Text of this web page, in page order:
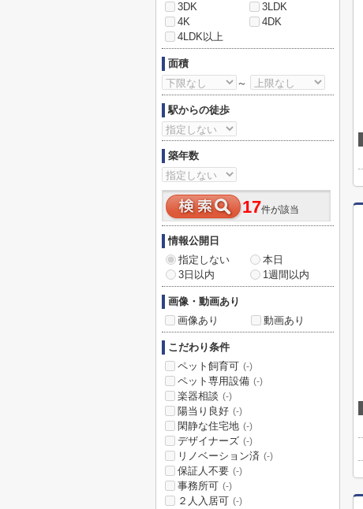
3DK
3LDK
4K
4DK
4LDK以上
面積
～
駅からの徒歩
築年数
17件が該当
情報公開日
指定しない
本日
3日以内
1週間以内
画像・動画あり
画像あり
動画あり
こだわり条件
ペット飼育可 (-)
ペット専用設備 (-)
楽器相談 (-)
陽当り良好 (-)
閑静な住宅地 (-)
デザイナーズ (-)
リノベーション済 (-)
保証人不要 (-)
事務所可 (-)
２人入居可 (-)